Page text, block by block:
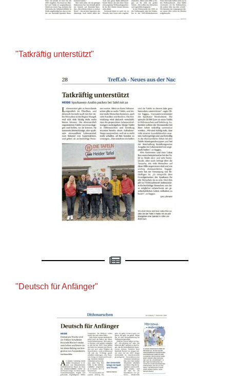
"Tatkräftig unterstützt"
"Deutsch für Anfänger"